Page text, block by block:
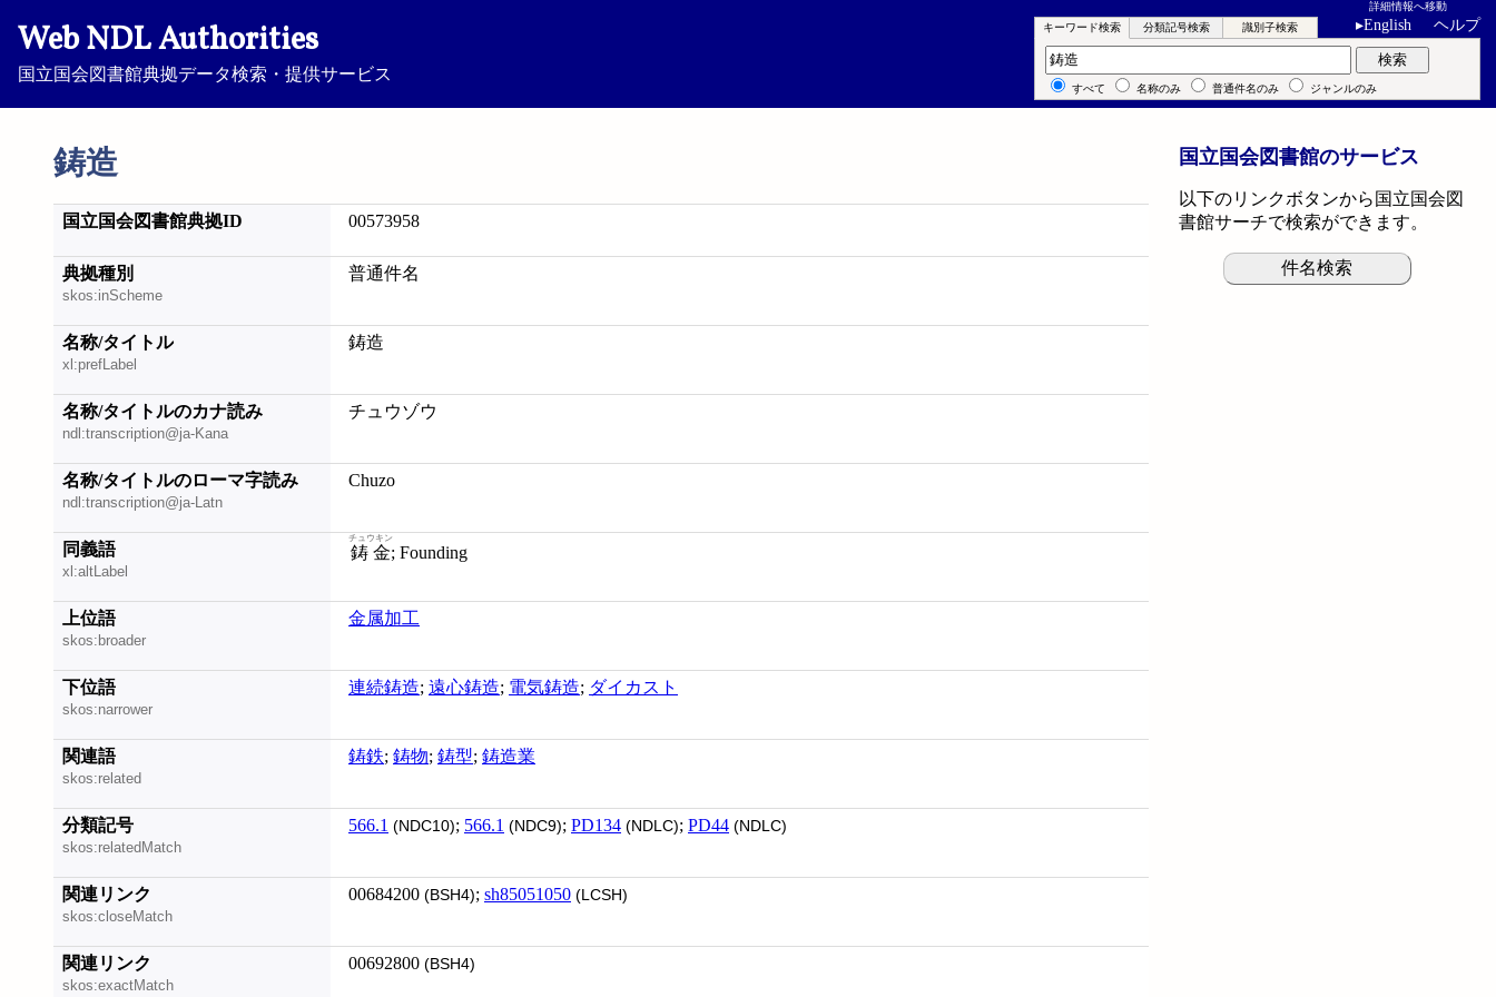
Web NDL Authorities
国立国会図書館典拠データ検索・提供サービス
詳細情報へ移動
▸English ヘルプ
鋳造
キーワード検索 分類記号検索 識別子検索
キーワード検索 検索
すべて 名称のみ 普通件名のみ ジャンルのみ
国立国会図書館典拠ID 00573958
典拠種別
skos:inScheme
普通件名
名称/タイトル
xl:prefLabel
鋳造
名称/タイトルのカナ読み
ndl:transcription@ja-Kana
チュウゾウ
名称/タイトルのローマ字読み
ndl:transcription@ja-Latn
Chuzo
同義語
xl:altLabel
鋳金
チュウキン
; Founding
上位語
skos:broader
金属加工
下位語
skos:narrower
連続鋳造; 遠心鋳造; 電気鋳造; ダイカスト
関連語
skos:related
鋳鉄; 鋳物; 鋳型; 鋳造業
分類記号
skos:relatedMatch
566.1 (NDC10); 566.1 (NDC9); PD134 (NDLC); PD44 (NDLC)
関連リンク
skos:closeMatch
00684200 (BSH4); sh85051050 (LCSH)
関連リンク
skos:exactMatch
00692800 (BSH4)
国立国会図書館のサービス
以下のリンクボタンから国立国会図
書館サーチで検索ができます。
件名検索